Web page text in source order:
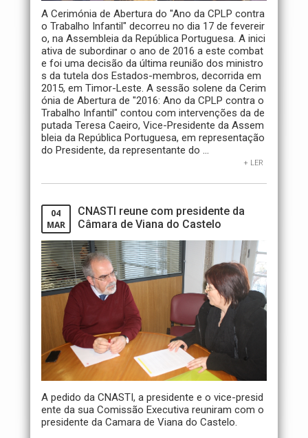
A Cerimónia de Abertura do "Ano da CPLP contra
o Trabalho Infantil" decorreu no dia 17 de fevereir
o, na Assembleia da República Portuguesa. A inici
ativa de subordinar o ano de 2016 a este combat
e foi uma decisão da última reunião dos ministro
s da tutela dos Estados-membros, decorrida em
2015, em Timor-Leste. A sessão solene da Cerim
ónia de Abertura de "2016: Ano da CPLP contra o
Trabalho Infantil" contou com intervenções da de
putada Teresa Caeiro, Vice-Presidente da Assem
bleia da República Portuguesa, em representação
do Presidente, da representante do ...
+ LER
04
MAR
CNASTI reune com presidente da
Câmara de Viana do Castelo
A pedido da CNASTI, a presidente e o vice-presid
ente da sua Comissão Executiva reuniram com o
presidente da Camara de Viana do Castelo.